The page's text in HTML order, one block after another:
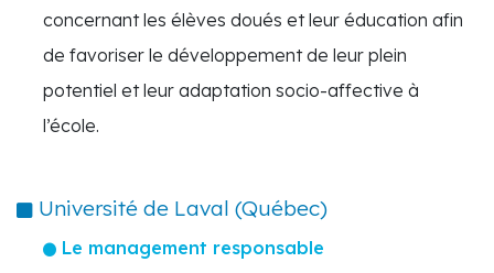
concernant les élèves doués et leur éducation afin
de favoriser le développement de leur plein
potentiel et leur adaptation socio-affective à
l’école.
Université de Laval (Québec)
Le management responsable